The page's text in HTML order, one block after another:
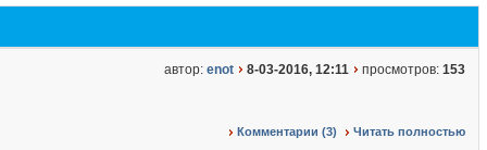
автор: enot 8-03-2016, 12:11 просмотров: 153
Комментарии (3) Читать полностью